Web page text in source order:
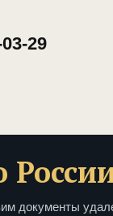
29
документы